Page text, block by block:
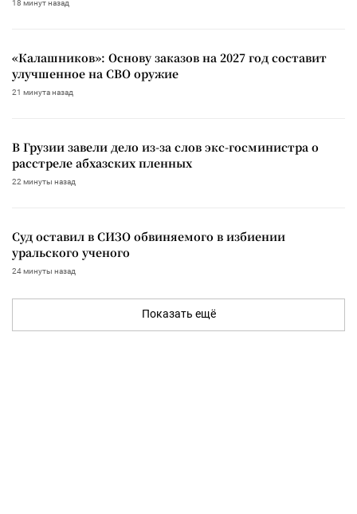
18 минут назад
«Калашников»: Основу заказов на 2027 год составит
улучшенное на СВО оружие
21 минута назад
В Грузии завели дело из-за слов экс-госминистра о
расстреле абхазских пленных
22 минуты назад
Суд оставил в СИЗО обвиняемого в избиении
уральского ученого
24 минуты назад
Показать ещё